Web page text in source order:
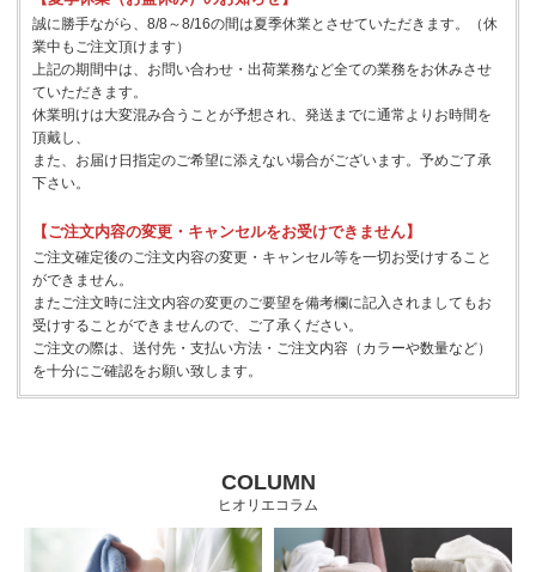
誠に勝手ながら、8/8～8/16の間は夏季休業とさせていただきます。（休
業中もご注文頂けます）
上記の期間中は、お問い合わせ・出荷業務など全ての業務をお休みさせ
ていただきます。
休業明けは大変混み合うことが予想され、発送までに通常よりお時間を
頂戴し、
また、お届け日指定のご希望に添えない場合がございます。予めご了承
下さい。
【ご注文内容の変更・キャンセルをお受けできません】
ご注文確定後のご注文内容の変更・キャンセル等を一切お受けすること
ができません。
またご注文時に注文内容の変更のご要望を備考欄に記入されましてもお
受けすることができませんので、ご了承ください。
ご注文の際は、送付先・支払い方法・ご注文内容（カラーや数量など）
を十分にご確認をお願い致します。
COLUMN
ヒオリエコラム